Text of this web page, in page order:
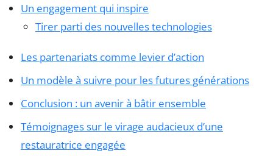
Un engagement qui inspire
Tirer parti des nouvelles technologies
Les partenariats comme levier d’action
Un modèle à suivre pour les futures générations
Conclusion : un avenir à bâtir ensemble
Témoignages sur le virage audacieux d’une
restauratrice engagée